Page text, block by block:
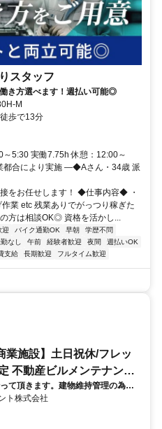
スタッフ
き方選べます！週払い可能◎
M
歩で13分
5:30 実働7.75h 休憩：12:00～
都合により実施 ―◆Aさん・34歳 派
をお任せします！ ◆仕事内容◆ ・
業 etc 残業ありでがっつり稼ぎた
方は相談OK◎ 資格を活かし...
迎 バイク通勤OK 早朝
学歴不問
なし 午前 経験者歓迎 夜間
週払いOK
支給 長期歓迎 フルタイム歓迎
業施設】土日祝休/フレッ
不動産ビルメンテナンス/
て頂きます。建物維持管理の為の
い合わせ対応等がメインです。ま
生する可能性もあります。
ト株式会社